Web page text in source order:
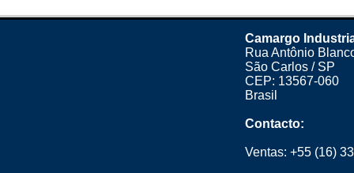
Camargo
Rua Antônio
São Carlos / SP
CEP: 13567-060
Brasil
Contacto:
Ventas: +55 (16)